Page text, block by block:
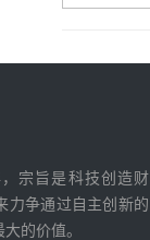
宗旨是科技创造财
力争通过自主创新的
的价值。